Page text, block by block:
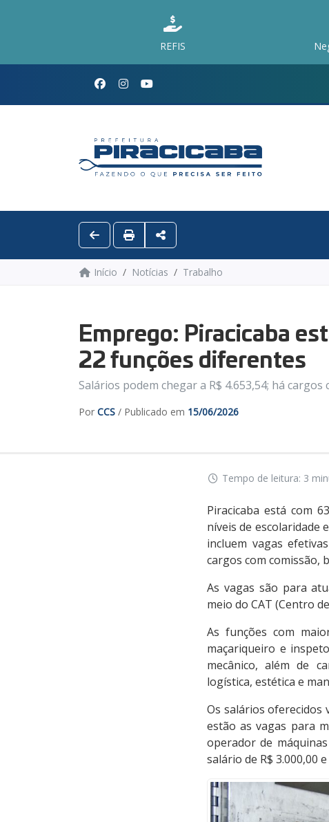
REFIS
Início Notícias Trabalho
Emprego: Piracicaba
22 funções diferentes
Salários podem chegar a R$ 4.653,54; há
Por CCS / Publicado em 15/06/2026
Tempo de leitura: 3
Piracicaba está com
níveis de escolaridade
incluem vagas
cargos com comissão,
As vagas são para
meio do CAT (Centro
As funções com
maçariqueiro e
mecânico, além de
logística, estética e
Os salários oferecidos
estão as vagas para
operador de
salário de R$ 3.000,00